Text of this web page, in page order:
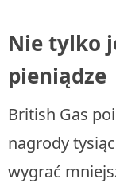
Nie tylko
pieniądze
British Gas
nagrody
wygrać